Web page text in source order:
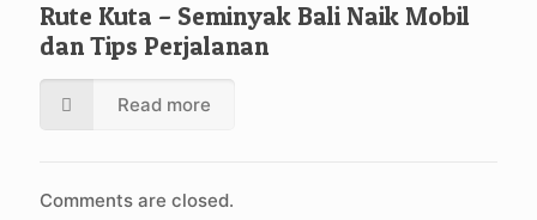
Rute Kuta – Seminyak Bali Naik Mobil
dan Tips Perjalanan
Read more
Comments are closed.